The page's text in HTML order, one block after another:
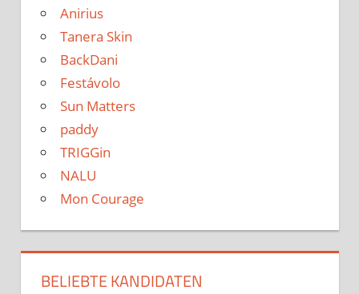
Anirius
Tanera Skin
BackDani
Festávolo
Sun Matters
paddy
TRIGGin
NALU
Mon Courage
BELIEBTE KANDIDATEN